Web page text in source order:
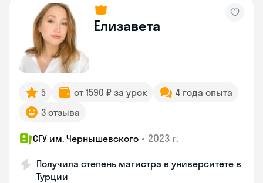
Елизавета
5 от 1590 ₽ за урок
4 года опыта
3 отзыва
СГУ им. Чернышевского • 2023 г.
Получила степень магистра в университете в
Турции